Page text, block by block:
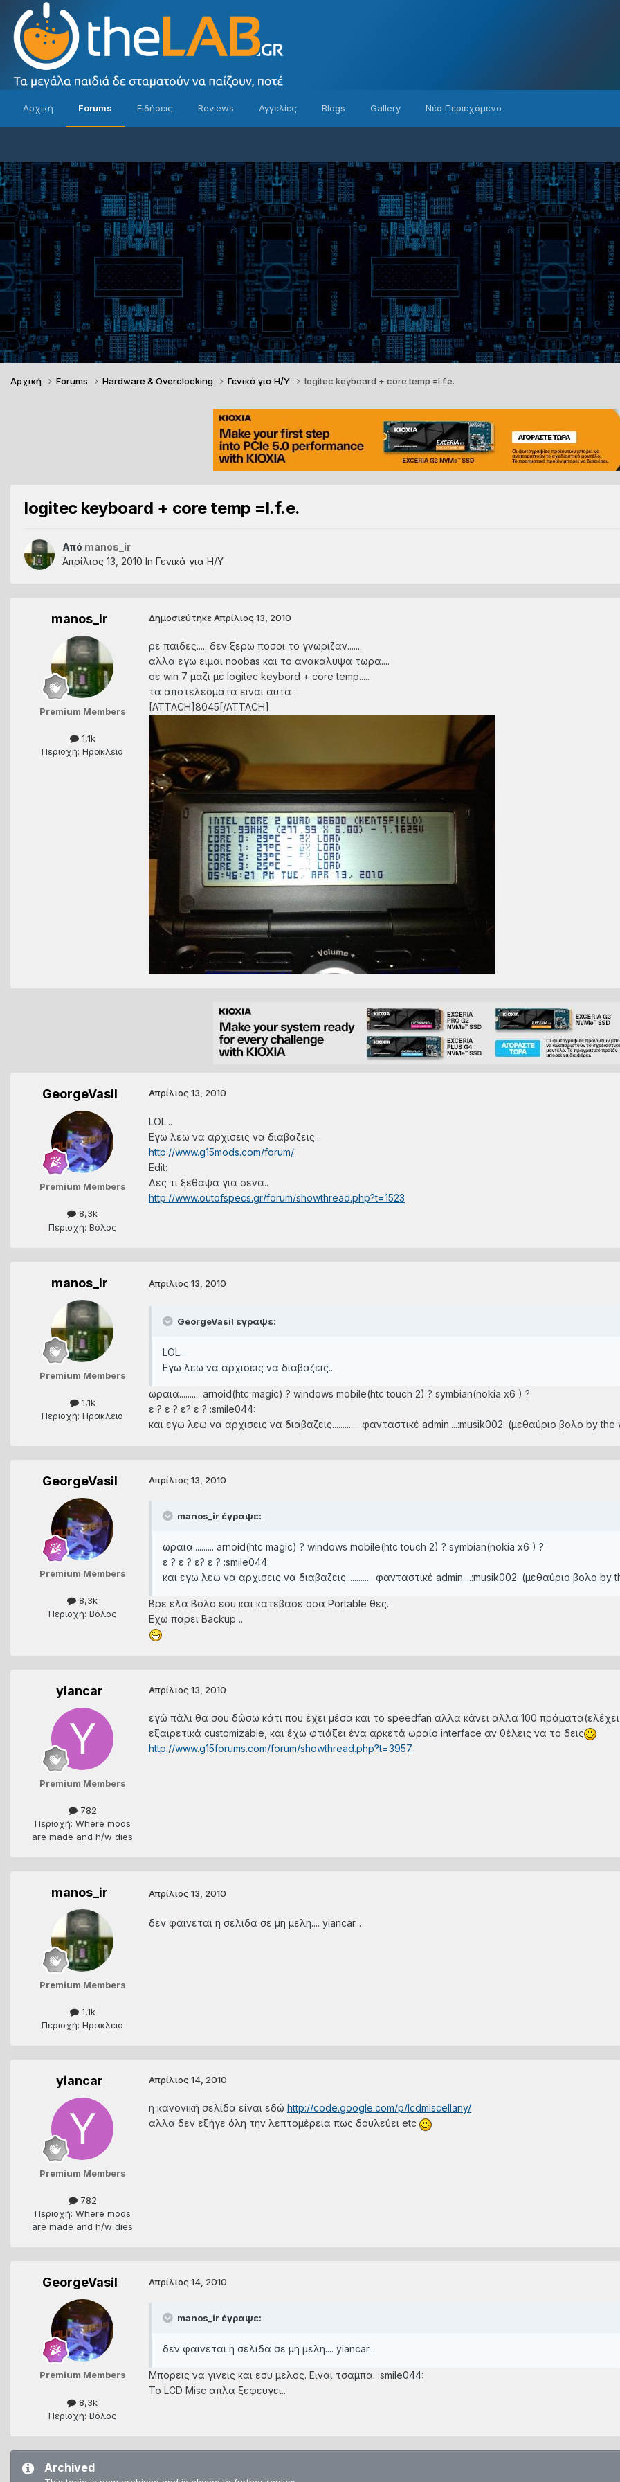
Αρχική Forums Ειδήσεις Reviews Αγγελίες Blogs Gallery Νέο Περιεχόμενο
Αρχική Forums Hardware & Overclocking Γενικά για Η/Υ logitec keyboard + core temp =l.f.e.
logitec keyboard + core temp =l.f.e.
Από manos_ir
Απρίλιος 13, 2010 In Γενικά για Η/Υ
manos_ir
Premium Members
1,1k
Περιοχή: Ηρακλειο
ΔημοσιεύτηκεΑπρίλιος 13, 2010
ρε παιδες..... δεν ξερω ποσοι το γνωριζαν.......
αλλα εγω ειμαι noobas και το ανακαλυψα τωρα....
σε win 7 μαζι με logitec keybord + core temp.....
τα αποτελεσματα ειναι αυτα :
[ATTACH]8045[/ATTACH]
GeorgeVasil
Premium Members
8,3k
Περιοχή: Βόλος
Απρίλιος 13, 2010
LOL...
Εγω λεω να αρχισεις να διαβαζεις...
http://www.g15mods.com/forum/
Edit:
Δες τι ξεθαψα για σενα..
http://www.outofspecs.gr/forum/showthread.php?t=1523
manos_ir
Premium Members
1,1k
Περιοχή: Ηρακλειο
Απρίλιος 13, 2010
GeorgeVasil έγραψε:
LOL...
Εγω λεω να αρχισεις να διαβαζεις...
ωραια.......... arnoid(htc magic) ? windows mobile(htc touch 2) ? symbian(nokia x6 ) ?
ε ? ε ? ε? ε ? :smile044:
και εγω λεω να αρχισεις να διαβαζεις............. φανταστικέ admin....:musik002: (μεθαύριο βολο by the
GeorgeVasil
Premium Members
8,3k
Περιοχή: Βόλος
Απρίλιος 13, 2010
manos_ir έγραψε:
ωραια.......... arnoid(htc magic) ? windows mobile(htc touch 2) ? symbian(nokia x6 ) ?
ε ? ε ? ε? ε ? :smile044:
και εγω λεω να αρχισεις να διαβαζεις............. φανταστικέ admin....:musik002: (μεθαύριο βολο by
Βρε ελα Βολο εσυ και κατεβασε οσα Portable θες.
Εχω παρει Backup ..
yiancar
Premium Members
782
Περιοχή: Where mods
are made and h/w dies
Απρίλιος 13, 2010
εγώ πάλι θα σου δώσω κάτι που έχει μέσα και το speedfan αλλα κάνει αλλα 100
εξαιρετικά customizable, και έχω φτιάξει ένα αρκετά ωραίο interface αν θέλεις να το δεις
http://www.g15forums.com/forum/showthread.php?t=3957
manos_ir
Premium Members
1,1k
Περιοχή: Ηρακλειο
Απρίλιος 13, 2010
δεν φαινεται η σελιδα σε μη μελη.... yiancar...
yiancar
Premium Members
782
Περιοχή: Where mods
are made and h/w dies
Απρίλιος 14, 2010
η κανονική σελίδα είναι εδώ http://code.google.com/p/lcdmiscellany/
αλλα δεν εξήγε όλη την λεπτομέρεια πως δουλεύει etc
GeorgeVasil
Premium Members
8,3k
Περιοχή: Βόλος
Απρίλιος 14, 2010
manos_ir έγραψε:
δεν φαινεται η σελιδα σε μη μελη.... yiancar...
Μπορεις να γινεις και εσυ μελος. Ειναι τσαμπα. :smile044:
To LCD Misc απλα ξεφευγει..
Archived